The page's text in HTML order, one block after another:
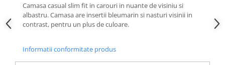
Camasa casual slim fit in carouri in nuante de visiniu si
albastru. Camasa are insertii bleumarin si nasturi visinii in
contrast, pentru un plus de culoare.
Informatii conformitate produs